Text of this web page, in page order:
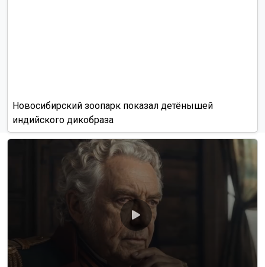
Новосибирский зоопарк показал детёнышей
индийского дикобраза